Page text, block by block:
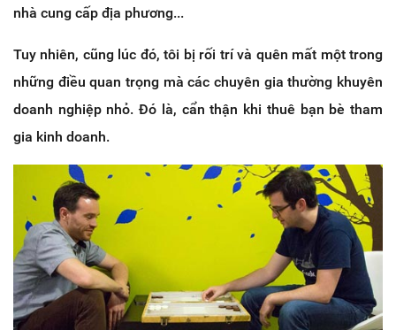
nhà cung cấp địa phương...
Tuy nhiên, cũng lúc đó, tôi bị rối trí và quên mất một trong
những điều quan trọng mà các chuyên gia thường khuyên
doanh nghiệp nhỏ. Đó là, cẩn thận khi thuê bạn bè tham
gia kinh doanh.